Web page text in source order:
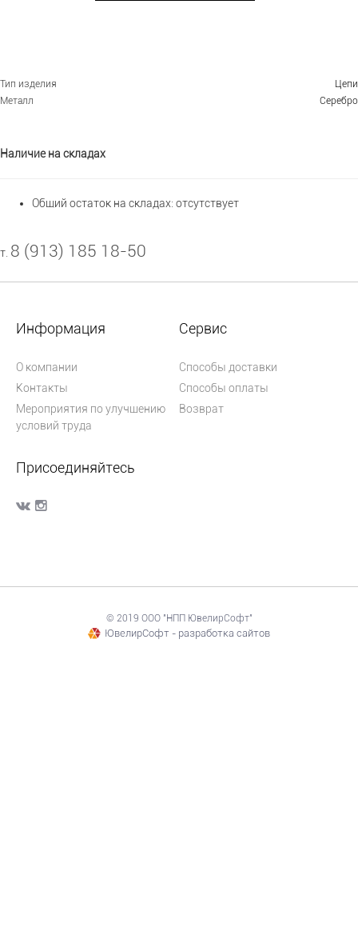
Тип изделия
Цепи
Металл
Серебро
Наличие на складах
Общий остаток на складах: отсутствует
т. 8 (913) 185 18-50
Информация
О компании
Контакты
Мероприятия по улучшению
условий труда
Сервис
Способы доставки
Способы оплаты
Возврат
Присоединяйтесь
© 2019 ООО "НПП ЮвелирСофт"
ЮвелирСофт - разработка сайтов